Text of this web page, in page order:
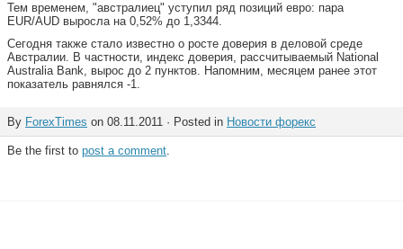
Тем временем, "австралиец" уступил ряд позиций евро: пара
EUR/AUD выросла на 0,52% до 1,3344.
Сегодня также стало известно о росте доверия в деловой среде
Австралии. В частности, индекс доверия, рассчитываемый National
Australia Bank, вырос до 2 пунктов. Напомним, месяцем ранее этот
показатель равнялся -1.
By ForexTimes on 08.11.2011 · Posted in Новости форекс
Be the first to post a comment.